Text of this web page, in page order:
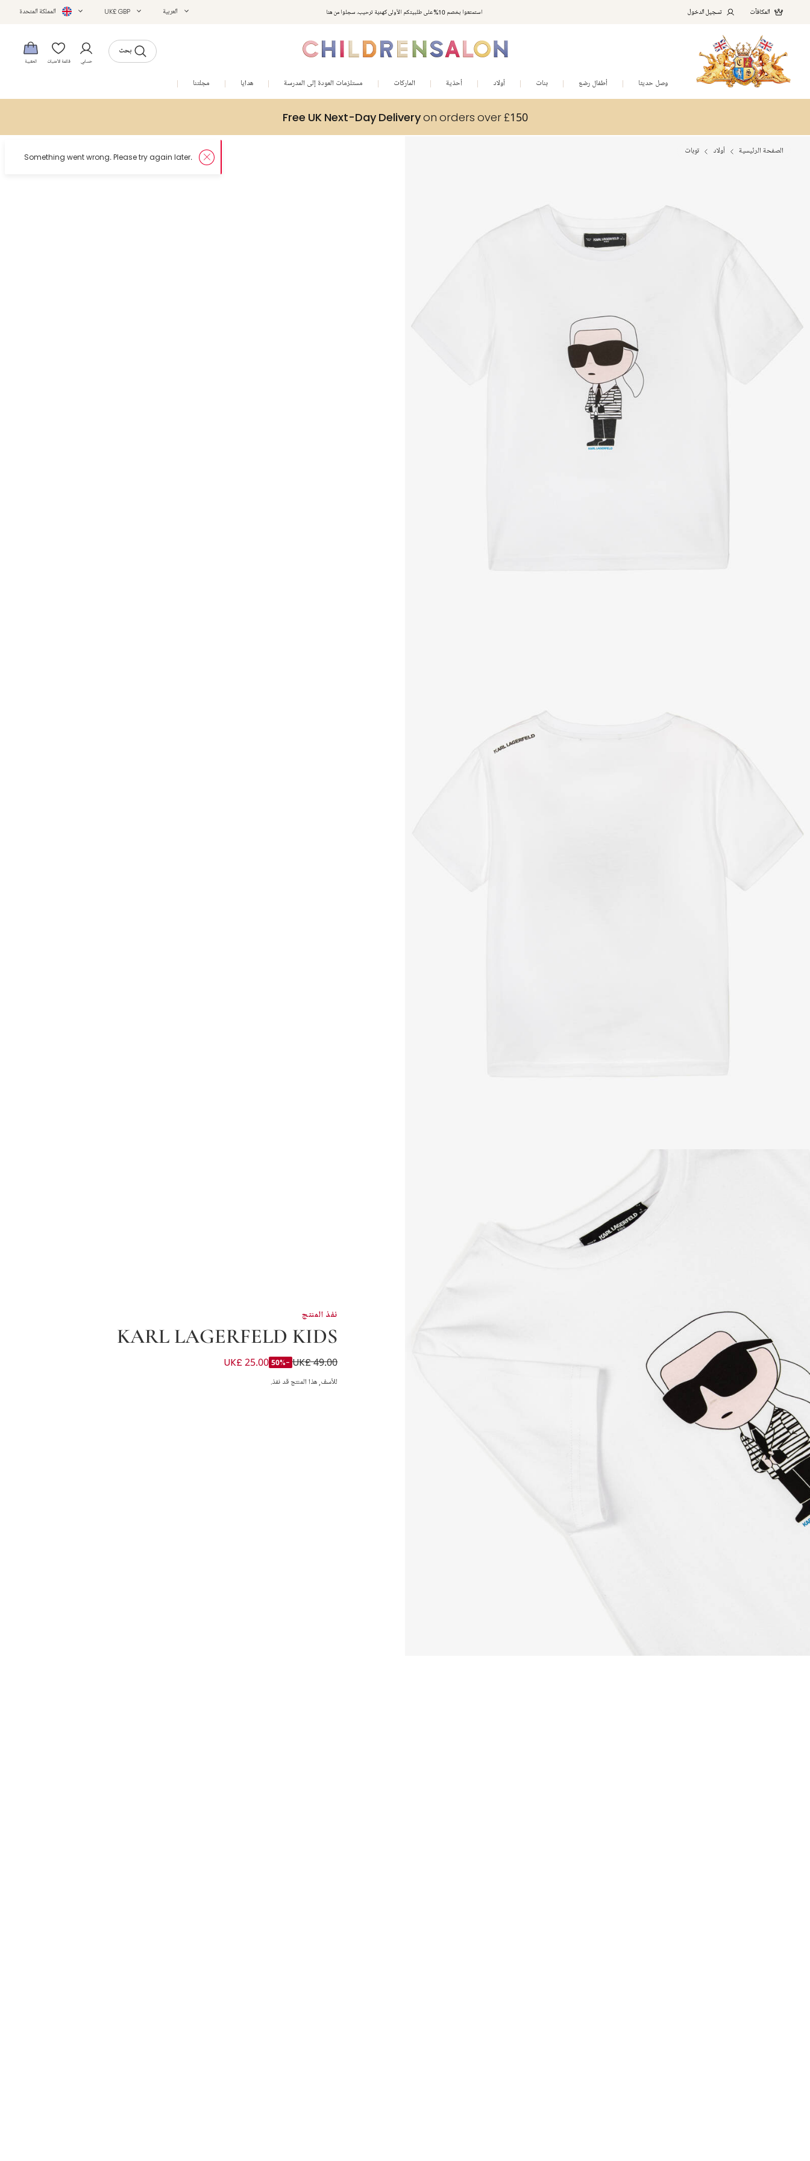
استمتعوا بخصم 10% على طلبيتكم الأولى كهدية ترحيب. سجلوا من هنا المكافآت تسجيل الدخول العربية UK£ GBP المملكة المتحدة
بحث
حسابي قائمة الأمنيات الحقيبة
وصل حديثا أطفال رضع بنات أولاد أحذية الماركات مستلزمات العودة إلى المدرسة هدايا مجلتنا
Free UK Next-Day Deliveryon orders over £150
الصفحة الرئيسية أولاد توبات
نفذ المنتج
KARL LAGERFELD KIDS
تيشيرت قطن بطبعة كارل أيكونيك لون أبيض للأولاد
UK£ 49.00
-50%
UK£ 25.00
للأسف, هذا المنتج قد نفذ.